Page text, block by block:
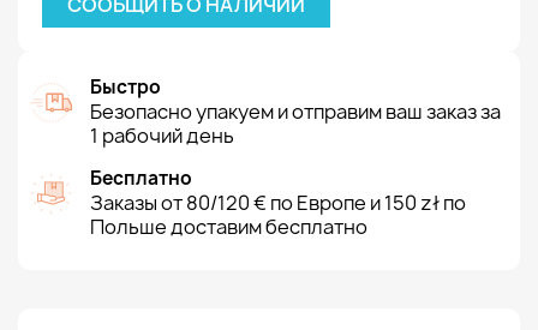
Быстро
Безопасно упакуем и отправим ваш заказ за
1 рабочий день
Бесплатно
Заказы от 80/120 € по Европе и 150 zł по
Польше доставим бесплатно